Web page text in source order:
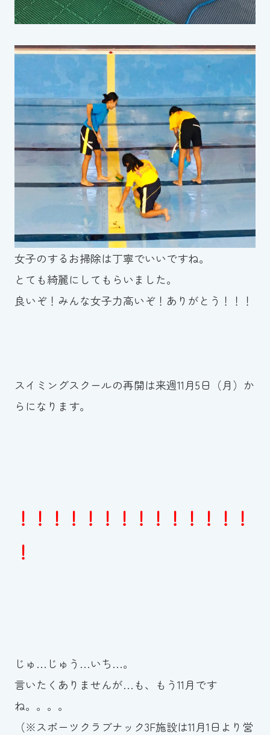
女子のするお掃除は丁寧でいいですね。
とても綺麗にしてもらいました。
良いぞ！みんな女子力高いぞ！ありがとう！！！
スイミングスクールの再開は来週11月5日（月）か
らになります。
！！！！！！！！！！！！！！
！
じゅ…じゅう…いち…。
言いたくありませんが…も、もう11月です
ね。。。。
（※スポーツクラブナック3F施設は11月1日より営